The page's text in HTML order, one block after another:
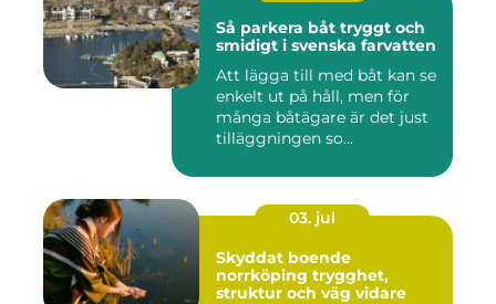
Så parkera båt tryggt och
smidigt i svenska farvatten
Att lägga till med båt kan se
enkelt ut på håll, men för
många båtägare är det just
tilläggningen so...
03. jul
Skyddat boende
norrköping trygghet,
struktur och väg vidare